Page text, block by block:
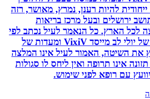
להיות רענן, נמרץ, מאושר, רזה
ובעל מרכז בריאות
הארץ. כל הנאמר לעיל נכתב לפי
ניסיונו האישי של יולי לב מייסד VixiV ומעדות של
השיטה, האמור לעיל אינו המלצה
אינו תרופה ואין ליחס לו סגולות
עם רופא לפני שימוש.